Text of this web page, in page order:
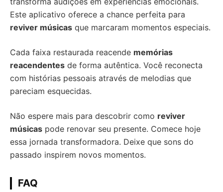
Este aplicativo oferece a chance perfeita para
reviver músicas que marcaram momentos especiais.
Cada faixa restaurada reacende memórias
reacendentes de forma autêntica. Você reconecta
com histórias pessoais através de melodias que
pareciam esquecidas.
Não espere mais para descobrir como reviver
músicas pode renovar seu presente. Comece hoje
essa jornada transformadora. Deixe que sons do
passado inspirem novos momentos.
FAQ